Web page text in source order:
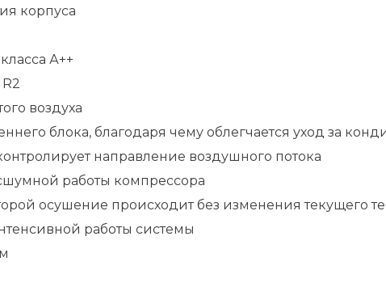
корпуса
А++
воздуха
блока, благодаря чему облегчается уход за
направление воздушного потока
работы компрессора
осушение происходит без изменения текущего
работы системы